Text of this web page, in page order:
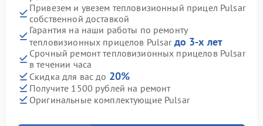
Привезем и увезем тепловизионный прицел Pulsar
собственной доставкой
Гарантия на наши работы по ремонту
тепловизионных прицелов Pulsar до 3-х лет
Срочный ремонт тепловизионных прицелов Pulsar
в течении часа
Скидка для вас до 20%
Получите 1500 рублей на ремонт
Оригинальные комплектующие Pulsar